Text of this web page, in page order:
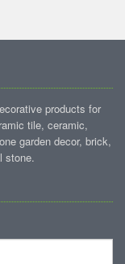
products for
tile, ceramic,
garden decor, brick,
stone.